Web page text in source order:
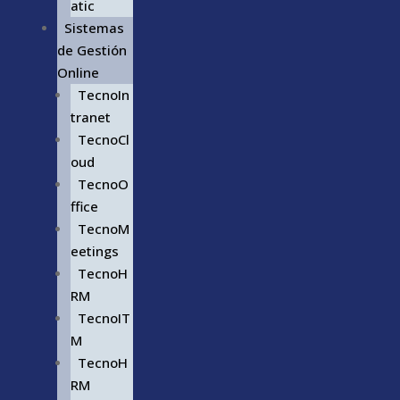
atic
Sistemas
de Gestión
Online
TecnoIn
tranet
TecnoCl
oud
TecnoO
ffice
TecnoM
eetings
TecnoH
RM
TecnoIT
M
TecnoH
RM